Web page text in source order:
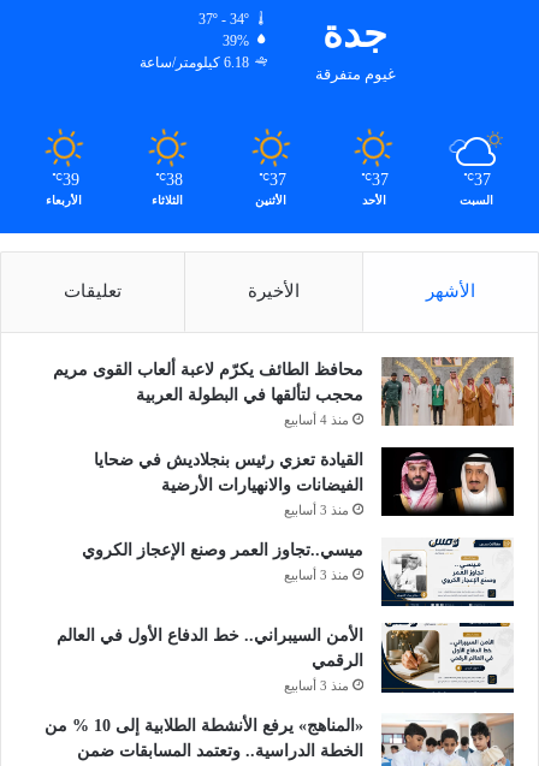
جدة
غيوم متفرقة
37º - 34º
39%
6.18 كيلومتر/ساعة
37
℃
السبت
37
℃
الأحد
37
℃
الأثنين
38
℃
الثلاثاء
39
℃
الأربعاء
الأشهر الأخيرة تعليقات
محافظ الطائف يكرّم لاعبة ألعاب القوى مريم
محجب لتألقها في البطولة العربية
منذ 4 أسابيع
القيادة تعزي رئيس بنجلاديش في ضحايا
الفيضانات والانهيارات الأرضية
منذ 3 أسابيع
ميسي..تجاوز العمر وصنع الإعجاز الكروي
منذ 3 أسابيع
الأمن السيبراني.. خط الدفاع الأول في العالم
الرقمي
منذ 3 أسابيع
«المناهج» يرفع الأنشطة الطلابية إلى 10 % من
الخطة الدراسية.. وتعتمد المسابقات ضمن